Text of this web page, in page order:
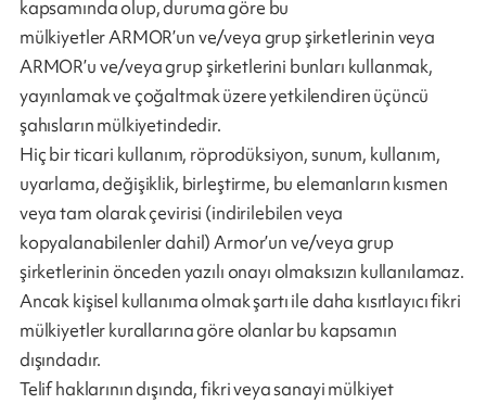
kapsamında olup, duruma göre bu
mülkiyetler ARMOR’un ve/veya grup şirketlerinin veya
ARMOR’u ve/veya grup şirketlerini bunları kullanmak,
yayınlamak ve çoğaltmak üzere yetkilendiren üçüncü
şahısların mülkiyetindedir.
Hiç bir ticari kullanım, röprodüksiyon, sunum, kullanım,
uyarlama, değişiklik, birleştirme, bu elemanların kısmen
veya tam olarak çevirisi (indirilebilen veya
kopyalanabilenler dahil) Armor’un ve/veya grup
şirketlerinin önceden yazılı onayı olmaksızın kullanılamaz.
Ancak kişisel kullanıma olmak şartı ile daha kısıtlayıcı fikri
mülkiyetler kurallarına göre olanlar bu kapsamın
dışındadır.
Telif haklarının dışında, fikri veya sanayi mülkiyet